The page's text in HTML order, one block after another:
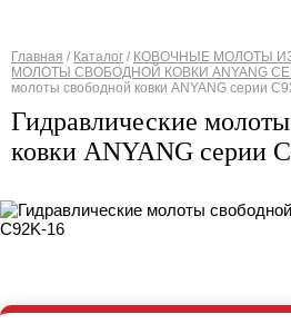
Вы здесь
Главная / Каталог / КОВОЧНЫЕ МОЛОТЫ
МОЛОТЫ СВОБОДНОЙ КОВКИ ANYANG
молоты свободной ковки ANYANG серии
Гидравлические
ковки ANYANG серии